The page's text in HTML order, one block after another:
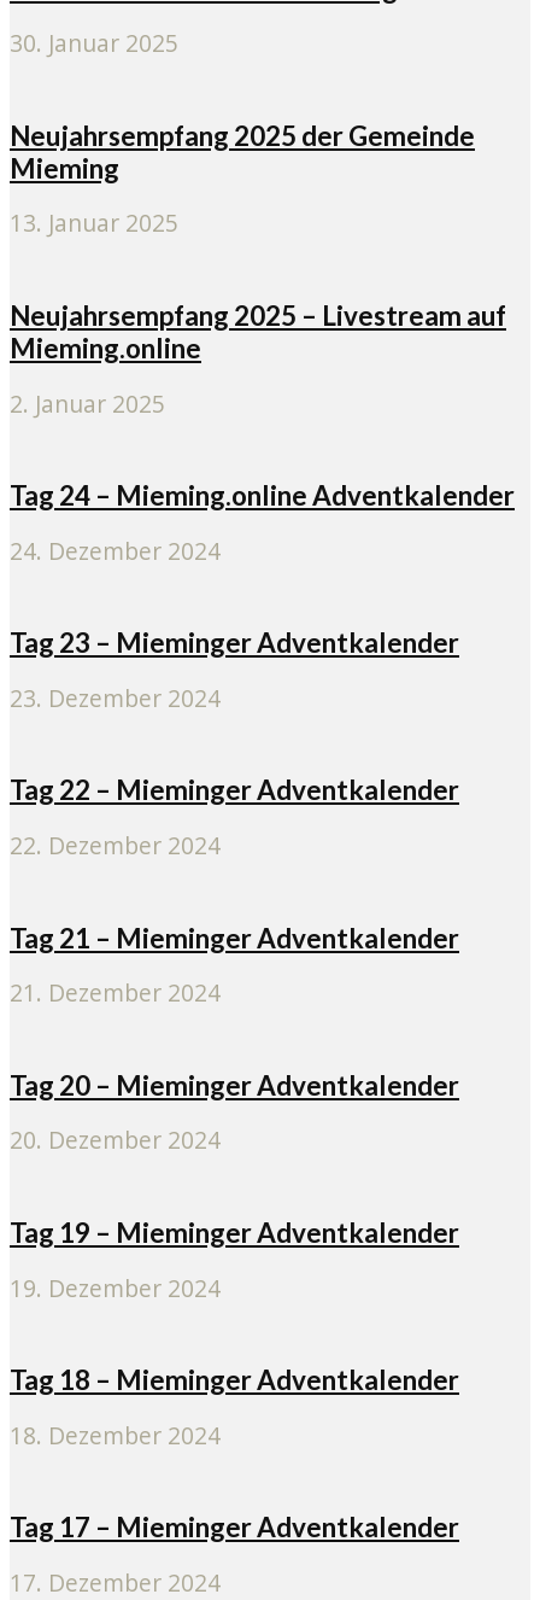
30. Januar 2025
Neujahrsempfang 2025 der Gemeinde
Mieming
13. Januar 2025
Neujahrsempfang 2025 – Livestream auf
Mieming.online
2. Januar 2025
Tag 24 – Mieming.online Adventkalender
24. Dezember 2024
Tag 23 – Mieminger Adventkalender
23. Dezember 2024
Tag 22 – Mieminger Adventkalender
22. Dezember 2024
Tag 21 – Mieminger Adventkalender
21. Dezember 2024
Tag 20 – Mieminger Adventkalender
20. Dezember 2024
Tag 19 – Mieminger Adventkalender
19. Dezember 2024
Tag 18 – Mieminger Adventkalender
18. Dezember 2024
Tag 17 – Mieminger Adventkalender
17. Dezember 2024